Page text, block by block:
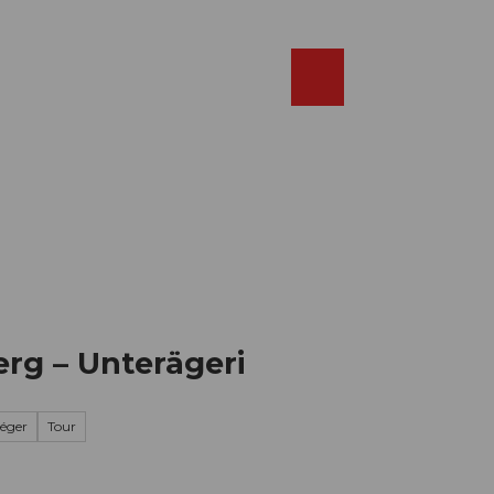
– Unterägeri
Tour